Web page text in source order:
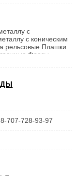
с
с коническим
рельсовые Плашки
Фрезы
Полотна
шлифовальные
Круги
шкурка Круги
707-728-93-97